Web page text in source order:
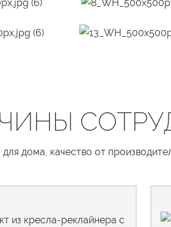
дома, качество от